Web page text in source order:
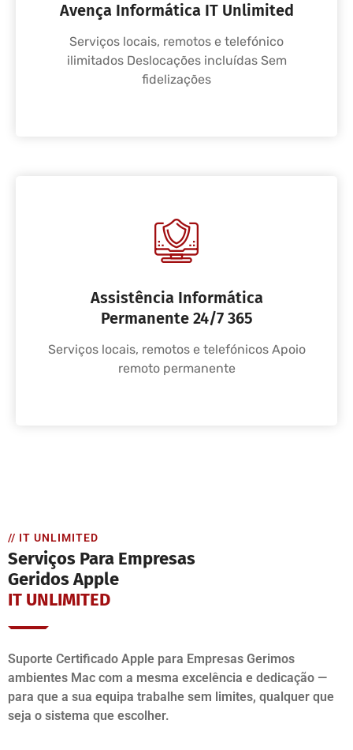
Avença Informática IT Unlimited
Serviços locais, remotos e telefónico
ilimitados Deslocações incluídas Sem
fidelizações
Assistência Informática
Permanente 24/7 365
Serviços locais, remotos e telefónicos Apoio
remoto permanente
// IT UNLIMITED
Serviços Para Empresas
Geridos Apple
IT UNLIMITED
Suporte Certificado Apple para Empresas Gerimos
ambientes Mac com a mesma excelência e dedicação —
para que a sua equipa trabalhe sem limites, qualquer que
seja o sistema que escolher.